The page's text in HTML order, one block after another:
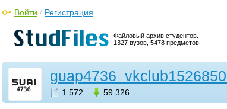
Файловый архив студентов.
1327 вузов, 5478 предметов.
Войти / Регистрация
1 572 59 326
Бурение нефтяных и газовых
скважин
41
Гидравлика 10
Горное дело 12
Горные транспортные
комплексы 2